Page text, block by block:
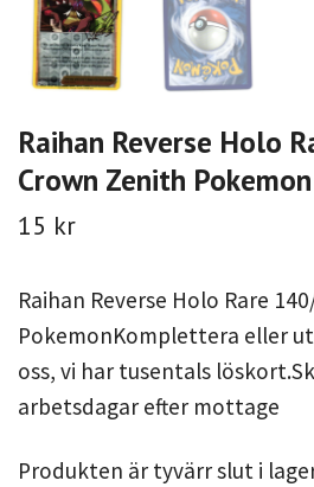
Raihan Reverse Holo
Crown Zenith Pokemon
15 kr
Raihan Reverse Holo Rare
PokemonKomplettera eller
oss, vi har tusentals
arbetsdagar efter mottage
Produkten är tyvärr slut i